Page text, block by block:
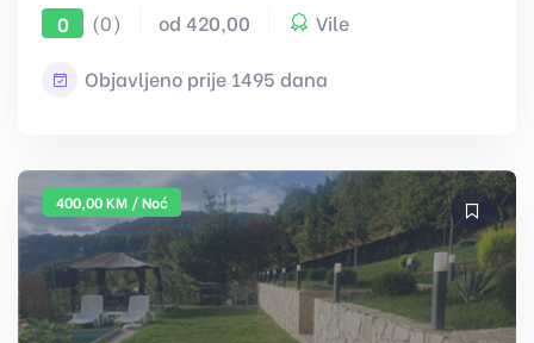
0
(0) od 420,00 Vile
Objavljeno prije 1495 dana
400,00 KM / Noć